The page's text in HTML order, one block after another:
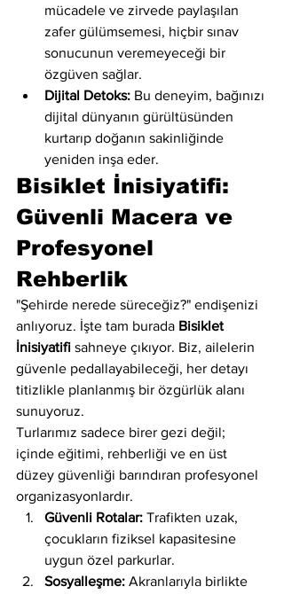
mücadele ve zirvede paylaşılan
zafer gülümsemesi, hiçbir sınav
sonucunun veremeyeceği bir
özgüven sağlar.
Dijital Detoks: Bu deneyim, bağınızı
dijital dünyanın gürültüsünden
kurtarıp doğanın sakinliğinde
yeniden inşa eder.
Bisiklet İnisiyatifi:
Güvenli Macera ve
Profesyonel
Rehberlik
"Şehirde nerede süreceğiz?" endişenizi
anlıyoruz. İşte tam burada Bisiklet
İnisiyatifi sahneye çıkıyor. Biz, ailelerin
güvenle pedallayabileceği, her detayı
titizlikle planlanmış bir özgürlük alanı
sunuyoruz.
Turlarımız sadece birer gezi değil;
içinde eğitimi, rehberliği ve en üst
düzey güvenliği barındıran profesyonel
organizasyonlardır.
Güvenli Rotalar: Trafikten uzak,
çocukların fiziksel kapasitesine
uygun özel parkurlar.
Sosyalleşme: Akranlarıyla birlikte